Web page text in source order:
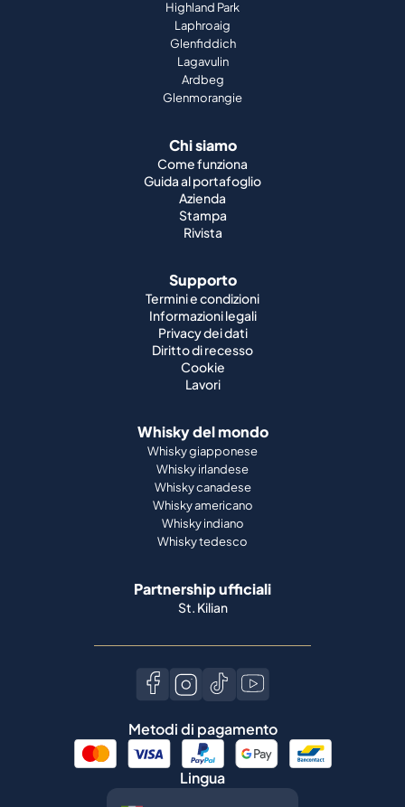
Highland Park
Laphroaig
Glenfiddich
Lagavulin
Ardbeg
Glenmorangie
Chi siamo
Come funziona
Guida al portafoglio
Azienda
Stampa
Rivista
Supporto
Termini e condizioni
Informazioni legali
Privacy dei dati
Diritto di recesso
Cookie
Lavori
Whisky del mondo
Whisky giapponese
Whisky irlandese
Whisky canadese
Whisky americano
Whisky indiano
Whisky tedesco
Partnership ufficiali
St. Kilian
Metodi di pagamento
Lingua